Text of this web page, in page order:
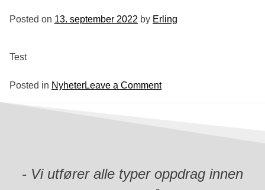
Posted on 13. september 2022 by Erling
Test
Posted in NyheterLeave a Commenton
- Vi utfører alle typer oppdrag innen